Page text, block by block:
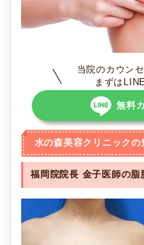
当院のカウン
まずは
無料
水の森美容クリニックの
福岡院院長 金子医師の脂